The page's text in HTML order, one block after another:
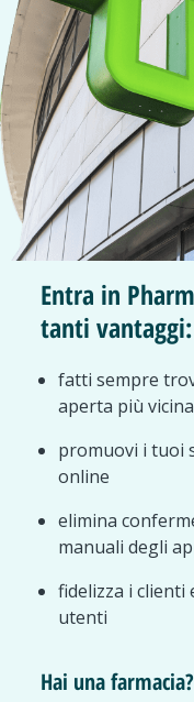
Entra in
tanti vantaggi:
fatti sempre
aperta più vicina
promuovi i tuoi
online
elimina
manuali degli
fidelizza i clienti
utenti
Hai una farmacia?